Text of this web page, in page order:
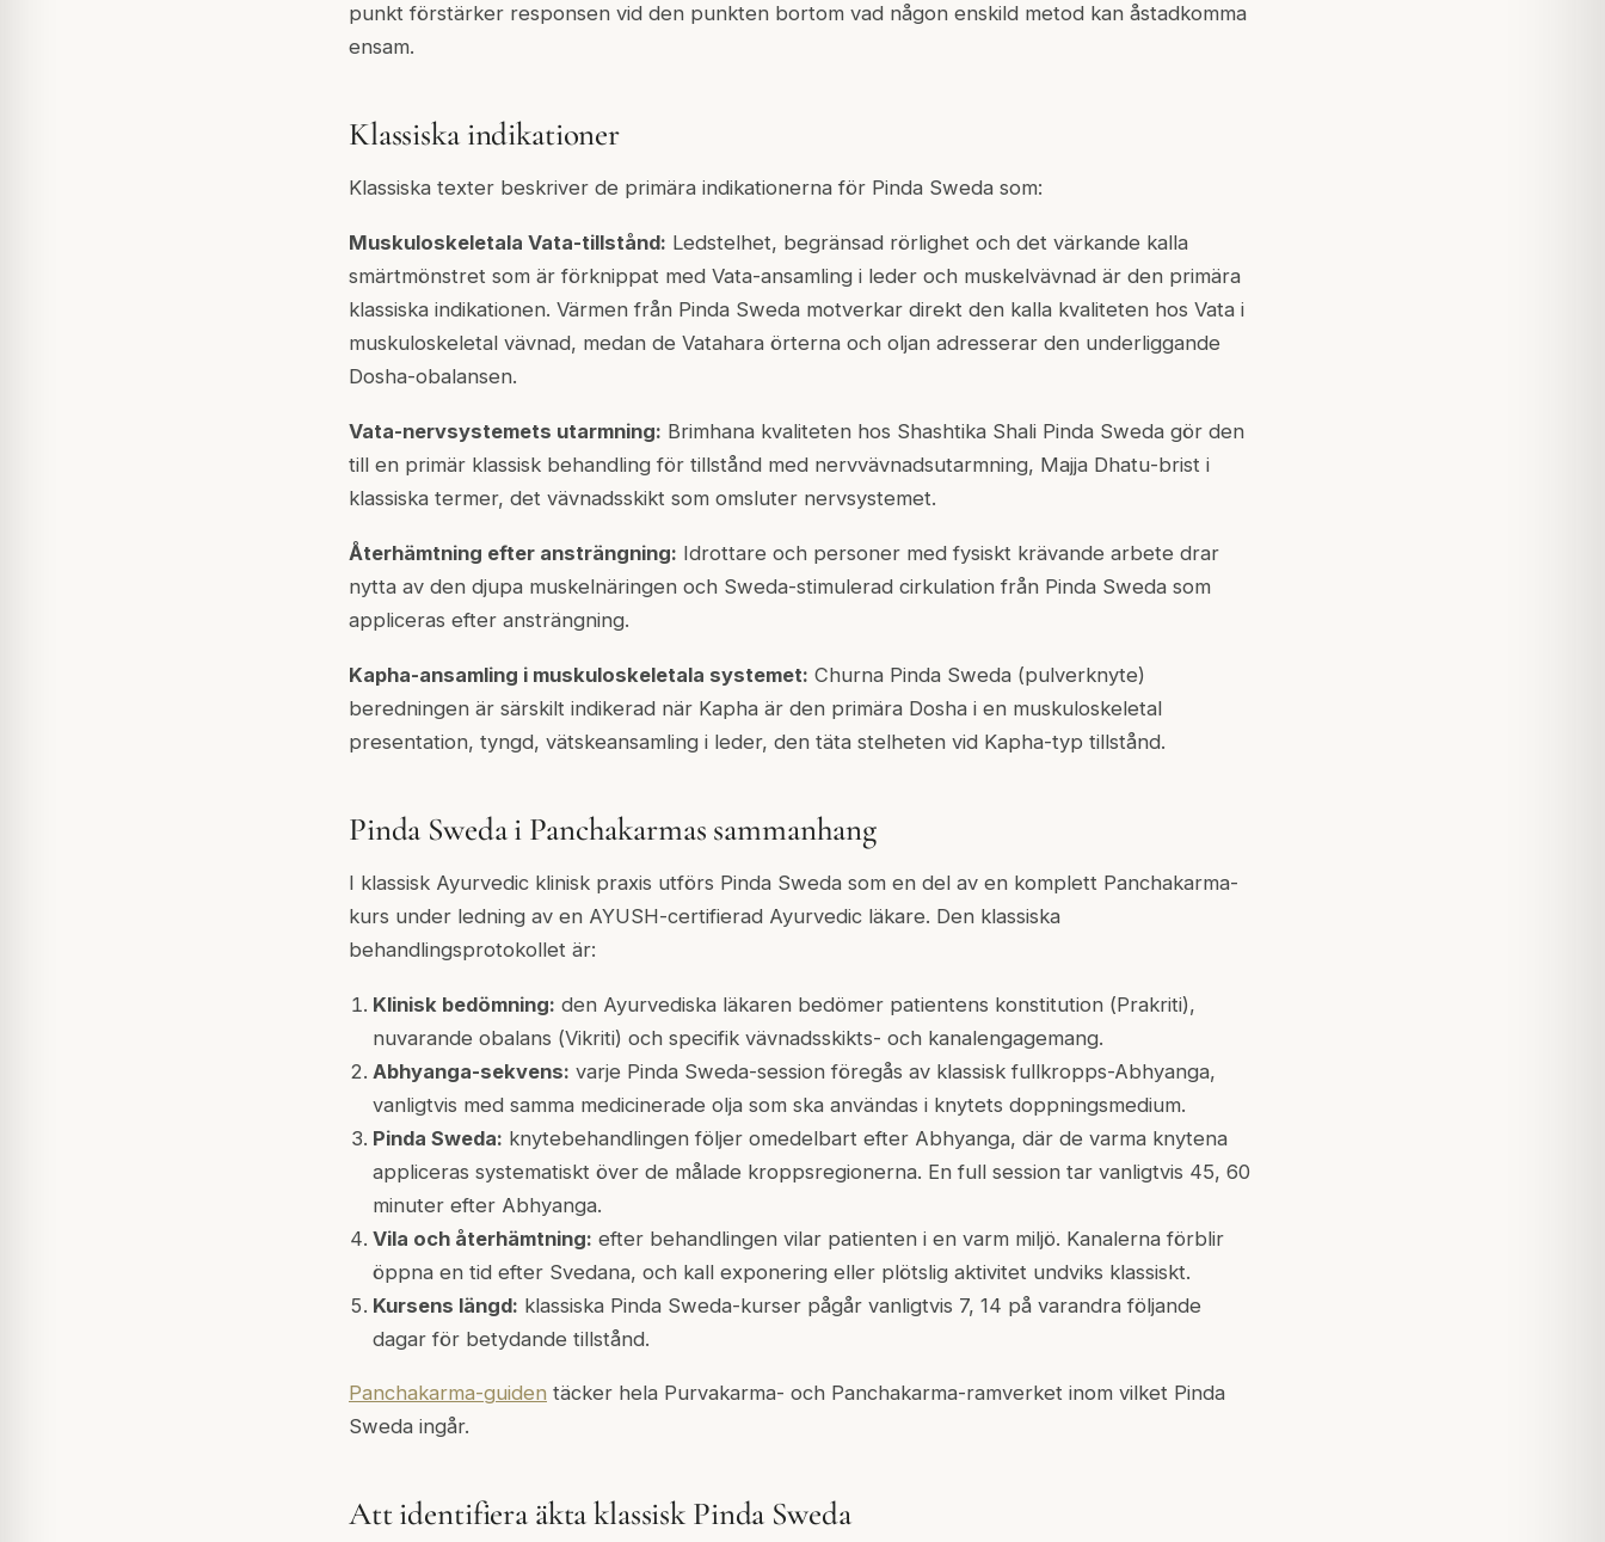
punkt förstärker responsen vid den punkten bortom vad någon enskild metod kan åstadkomma
ensam.
Klassiska indikationer
Klassiska texter beskriver de primära indikationerna för Pinda Sweda som:
Muskuloskeletala Vata-tillstånd: Ledstelhet, begränsad rörlighet och det värkande kalla
smärtmönstret som är förknippat med Vata-ansamling i leder och muskelvävnad är den primära
klassiska indikationen. Värmen från Pinda Sweda motverkar direkt den kalla kvaliteten hos Vata i
muskuloskeletal vävnad, medan de Vatahara örterna och oljan adresserar den underliggande
Dosha-obalansen.
Vata-nervsystemets utarmning: Brimhana kvaliteten hos Shashtika Shali Pinda Sweda gör den
till en primär klassisk behandling för tillstånd med nervvävnadsutarmning, Majja Dhatu-brist i
klassiska termer, det vävnadsskikt som omsluter nervsystemet.
Återhämtning efter ansträngning: Idrottare och personer med fysiskt krävande arbete drar
nytta av den djupa muskelnäringen och Sweda-stimulerad cirkulation från Pinda Sweda som
appliceras efter ansträngning.
Kapha-ansamling i muskuloskeletala systemet: Churna Pinda Sweda (pulverknyte)
beredningen är särskilt indikerad när Kapha är den primära Dosha i en muskuloskeletal
presentation, tyngd, vätskeansamling i leder, den täta stelheten vid Kapha-typ tillstånd.
Pinda Sweda i Panchakarmas sammanhang
I klassisk Ayurvedic klinisk praxis utförs Pinda Sweda som en del av en komplett Panchakarma-
kurs under ledning av en AYUSH-certifierad Ayurvedic läkare. Den klassiska
behandlingsprotokollet är:
Klinisk bedömning: den Ayurvediska läkaren bedömer patientens konstitution (Prakriti),
nuvarande obalans (Vikriti) och specifik vävnadsskikts- och kanalengagemang.
Abhyanga-sekvens: varje Pinda Sweda-session föregås av klassisk fullkropps-Abhyanga,
vanligtvis med samma medicinerade olja som ska användas i knytets doppningsmedium.
Pinda Sweda: knytebehandlingen följer omedelbart efter Abhyanga, där de varma knytena
appliceras systematiskt över de målade kroppsregionerna. En full session tar vanligtvis 45, 60
minuter efter Abhyanga.
Vila och återhämtning: efter behandlingen vilar patienten i en varm miljö. Kanalerna förblir
öppna en tid efter Svedana, och kall exponering eller plötslig aktivitet undviks klassiskt.
Kursens längd: klassiska Pinda Sweda-kurser pågår vanligtvis 7, 14 på varandra följande
dagar för betydande tillstånd.
Panchakarma-guiden täcker hela Purvakarma- och Panchakarma-ramverket inom vilket Pinda
Sweda ingår.
Att identifiera äkta klassisk Pinda Sweda